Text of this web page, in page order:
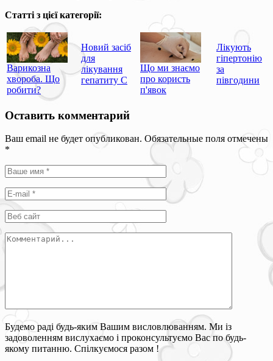
Статті з цієї категорії:
Варикозна
хвороба. Що
робити?
Новий засіб
для
лікування
гепатиту С
Що ми знаємо
про користь
п'явок
Лікують
гіпертонію
за
півгодини
Оставить комментарий
Ваш email не будет опубликован. Обязательные поля отмечены
*
Будемо раді будь-яким Вашим висловлюванням. Ми із
задоволенням вислухаємо і проконсультуємо Вас по будь-
якому питанню. Спілкуємося разом !